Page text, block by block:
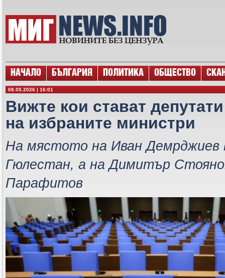
НАЧАЛО БЪЛГАРИЯ ПОЛИТИКА ОБЩЕСТВО
08.05.2026 | 16:01
Вижте кои стават
на избраните министри
На мястото на Иван Демрджиев
Гюлестан, а на Димитър
Парафитов